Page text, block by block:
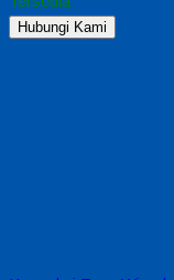
Hubungi Kami